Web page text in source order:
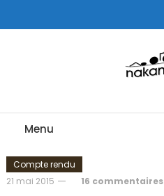
To
Menu
Compte rendu
21 mai 2015
16 commentaires